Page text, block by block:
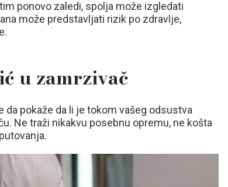
ponovo zaledi, spolja može izgledati
može predstavljati rizik po zdravlje,
u zamrzivač
pokaže da li je tokom vašeg odsustva
Ne traži nikakvu posebnu opremu, ne košta